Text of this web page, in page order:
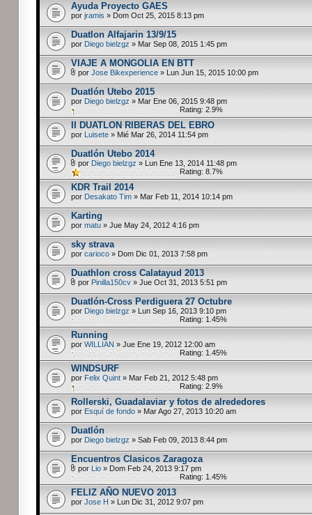
Ayuda Proyecto GAES
por jramis » Dom Oct 25, 2015 8:13 pm
Duatlon Alfajarin 13/9/15
por Diego bielzgz » Mar Sep 08, 2015 1:45 pm
VIAJE A MONGOLIA EN BTT
por Jose Bikexperience» Lun Jun 15, 2015 10:00 pm
Duatlón Utebo 2015
por Diego bielzgz » Mar Ene 06, 2015 9:48 pm
Rating: 2.9%
II DUATLON RIBERAS DEL EBRO
por Luisete» Mié Mar 26, 2014 11:54 pm
Duatlón Utebo 2014
por Diego bielzgz » Lun Ene 13, 2014 11:48 pm
Rating: 8.7%
KDR Trail 2014
por Desakato Tim» Mar Feb 11, 2014 10:14 pm
Karting
por matu» Jue May 24, 2012 4:16 pm
sky strava
por carioco» Dom Dic 01, 2013 7:58 pm
Duathlon cross Calatayud 2013
por Pinilla150cv» Jue Oct 31, 2013 5:51 pm
Duatlón-Cross Perdiguera 27 Octubre
por Diego bielzgz » Lun Sep 16, 2013 9:10 pm
Rating: 1.45%
Running
por WILLIAN » Jue Ene 19, 2012 12:00 am
Rating: 1.45%
WINDSURF
por Felix Quint» Mar Feb 21, 2012 5:48 pm
Rating: 2.9%
Rollerski, Guadalaviar y fotos de alrededores
por Esquí de fondo» Mar Ago 27, 2013 10:20 am
Duatlón
por Diego bielzgz » Sab Feb 09, 2013 8:44 pm
Encuentros Clasicos Zaragoza
por Lio» Dom Feb 24, 2013 9:17 pm
Rating: 1.45%
FELIZ AÑO NUEVO 2013
por Jose H » Lun Dic 31, 2012 9:07 pm